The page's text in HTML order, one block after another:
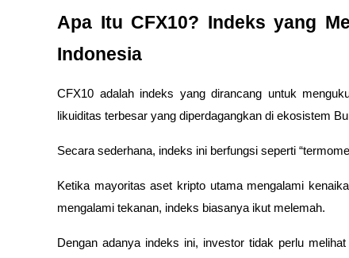
Apa Itu CFX10? Indeks yang
Indonesia
CFX10 adalah indeks yang dirancang untuk
likuiditas terbesar yang diperdagangkan di ekosistem
Secara sederhana, indeks ini berfungsi seperti
Ketika mayoritas aset kripto utama mengalami
mengalami tekanan, indeks biasanya ikut melemah.
Dengan adanya indeks ini, investor tidak perlu